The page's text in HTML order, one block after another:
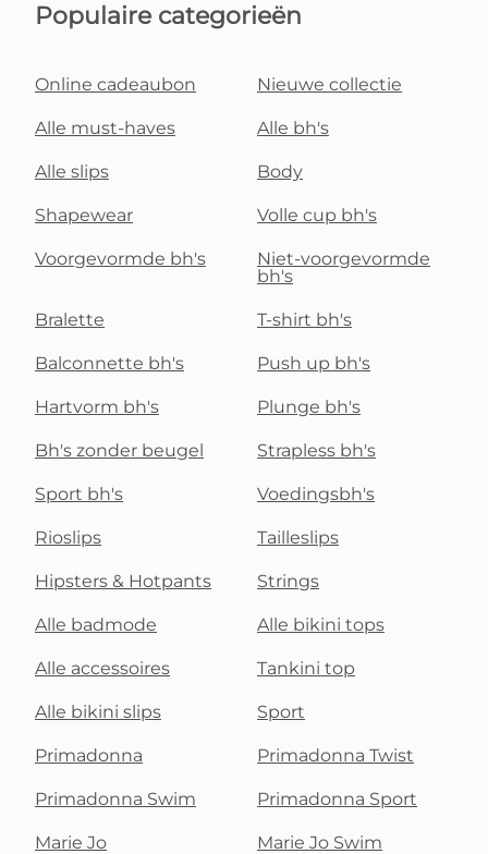
Populaire categorieën
Online cadeaubon Nieuwe collectie
Alle must-haves Alle bh's
Alle slips Body
Shapewear Volle cup bh's
Voorgevormde bh's
Niet-voorgevormde
bh's
Bralette T-shirt bh's
Balconnette bh's Push up bh's
Hartvorm bh's Plunge bh's
Bh's zonder beugel Strapless bh's
Sport bh's Voedingsbh's
Rioslips Tailleslips
Hipsters & Hotpants Strings
Alle badmode Alle bikini tops
Alle accessoires Tankini top
Alle bikini slips Sport
Primadonna Primadonna Twist
Primadonna Swim Primadonna Sport
Marie Jo Marie Jo Swim